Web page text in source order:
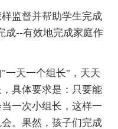
监督并帮助学生完成
成--有效地完成家庭作
天一个组长"，天天
具体要求是：只要能
一次小组长，这样一
。果然，孩子们完成